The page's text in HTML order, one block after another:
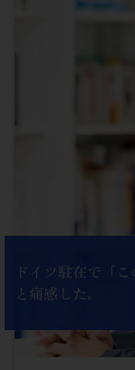
ドイツ駐在で「
と痛感した。